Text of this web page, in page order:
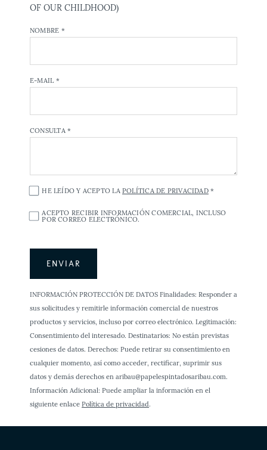
OF OUR CHILDHOOD)
NOMBRE *
E-MAIL *
CONSULTA *
HE LEÍDO Y ACEPTO LAPOLÍTICA DE PRIVACIDAD*
ACEPTO RECIBIR INFORMACIÓN COMERCIAL, INCLUSO
POR CORREO ELECTRÓNICO.
INFORMACIÓN PROTECCIÓN DE DATOS Finalidades: Responder a
sus solicitudes y remitirle información comercial de nuestros
productos y servicios, incluso por correo electrónico. Legitimación:
Consentimiento del interesado. Destinatarios: No están previstas
cesiones de datos. Derechos: Puede retirar su consentimiento en
cualquier momento, así como acceder, rectificar, suprimir sus
datos y demás derechos en aribau@papelespintadosaribau.com.
Información Adicional: Puede ampliar la información en el
siguiente enlace Política de privacidad.